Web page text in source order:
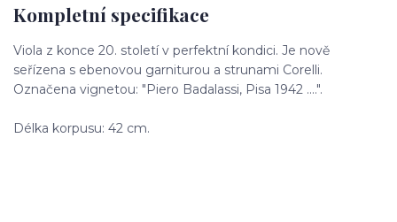
Kompletní specifikace
Viola z konce 20. století v perfektní kondici. Je nově
seřízena s ebenovou garniturou a strunami Corelli.
Označena vignetou: "Piero Badalassi, Pisa 1942 ....".
Délka korpusu: 42 cm.